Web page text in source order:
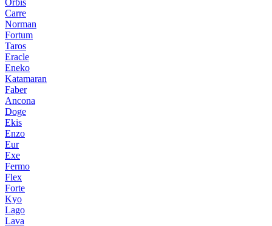
Orbis
Carre
Norman
Fortum
Taros
Eracle
Eneko
Katamaran
Faber
Ancona
Doge
Ekis
Enzo
Eur
Exe
Fermo
Flex
Forte
Kyo
Lago
Lava